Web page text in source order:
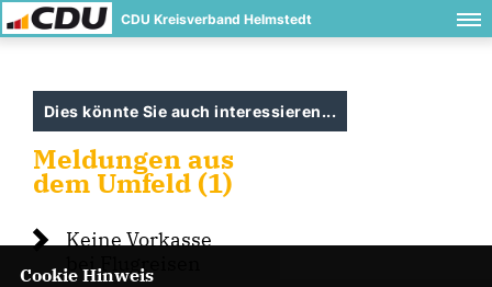
CDU Kreisverband Helmstedt
Dies könnte Sie auch interessieren...
Meldungen aus
dem Umfeld (1)
Keine Vorkasse
bei Flugreisen
Cookie Hinweis